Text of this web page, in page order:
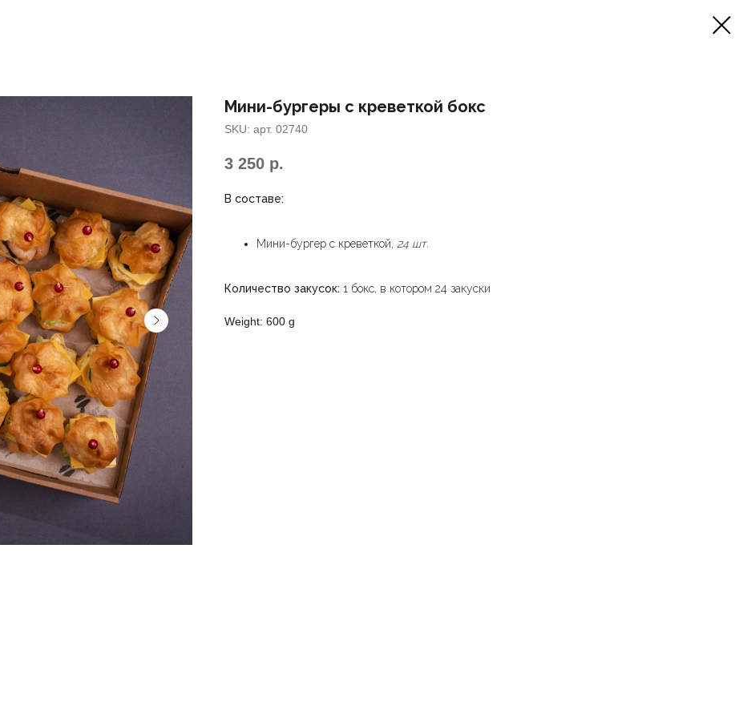
Мини-бургеры с креветкой бокс
SKU: арт. 02740
3 250 р.
В составе:
Мини-бургер с креветкой, 24 шт.
Количество закусок: 1 бокс, в котором 24 закуски
Weight: 600 g